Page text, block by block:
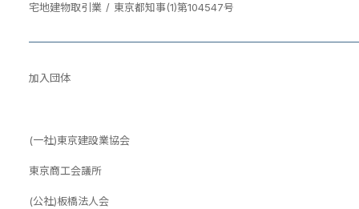
宅地建物取引業 / 東京都知事(1)第104547号
加入団体
(一社)東京建設業協会
東京商工会議所
(公社)板橋法人会